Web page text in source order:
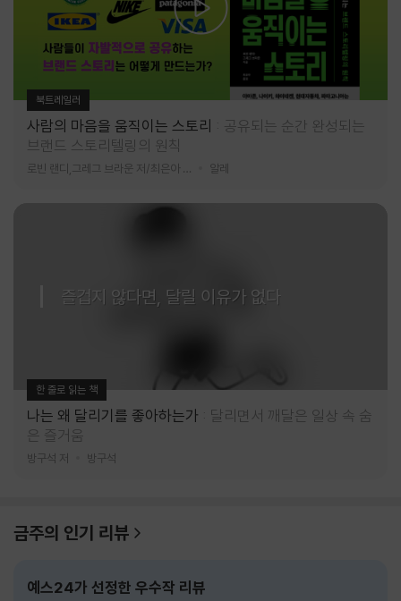
북트레일러
사람의 마음을 움직이는 스토리
공유되는 순간 완성되는
브랜드 스토리텔링의 원칙
알레
즐겁지 않다면, 달릴 이유가 없다
한 줄로 읽는 책
나는 왜 달리기를 좋아하는가
달리면서 깨달은 일상 속 숨
은 즐거움
방구석 저 방구석
금주의 인기 리뷰
예스24가 선정한 우수작 리뷰